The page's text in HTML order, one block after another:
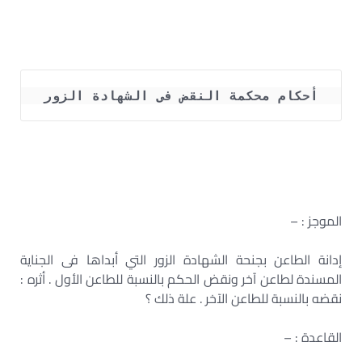
أحكام محكمة النقض فى الشهادة الزور
الموجز : –
إدانة الطاعن بجنحة الشهادة الزور التي أبداها فى الجناية
المسندة لطاعن آخر ونقض الحكم بالنسبة للطاعن الأول . أثره :
نقضه بالنسبة للطاعن الآخر . علة ذلك ؟
القاعدة : –